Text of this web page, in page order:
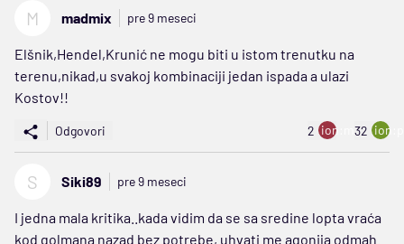
M madmix pre 9 meseci
Elšnik,Hendel,Krunić ne mogu biti u istom trenutku na
terenu,nikad,u svakoj kombinaciji jedan ispada a ulazi
Kostov!!
Odgovori 2 ion:minus
32
S Siki89 pre 9 meseci
I jedna mala kritika..kada vidim da se sa sredine lopta vraća
kod golmana nazad bez potrebe, uhvati me agonija odmah.